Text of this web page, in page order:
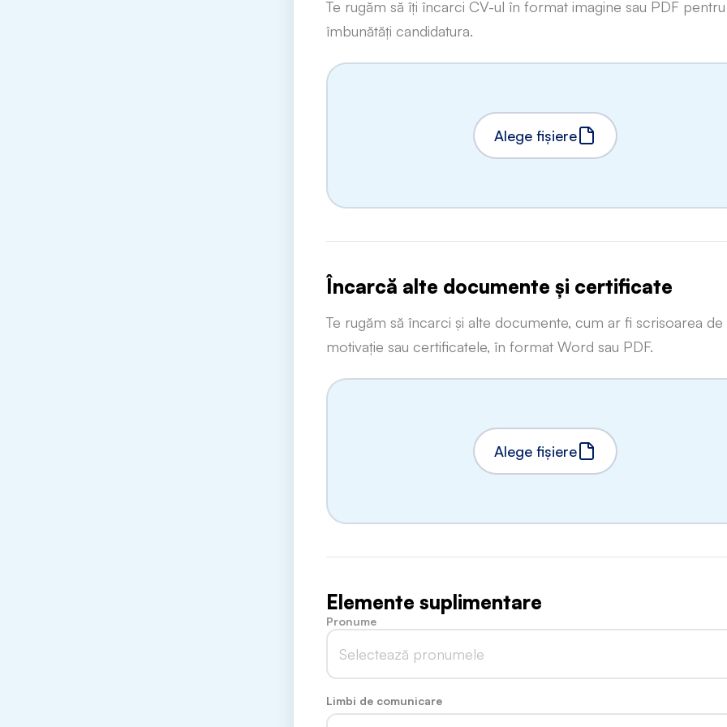
Te rugăm să îți încarci CV-ul în format imagine sau PDF
îmbunătăți candidatura.
Alege fișiere
Încarcă alte documente și certificate
Te rugăm să încarci și alte documente, cum ar fi scrisoarea de
motivație sau certificatele, în format Word sau PDF.
Alege fișiere
Elemente suplimentare
Pronume
Selectează pronumele
Limbi de comunicare